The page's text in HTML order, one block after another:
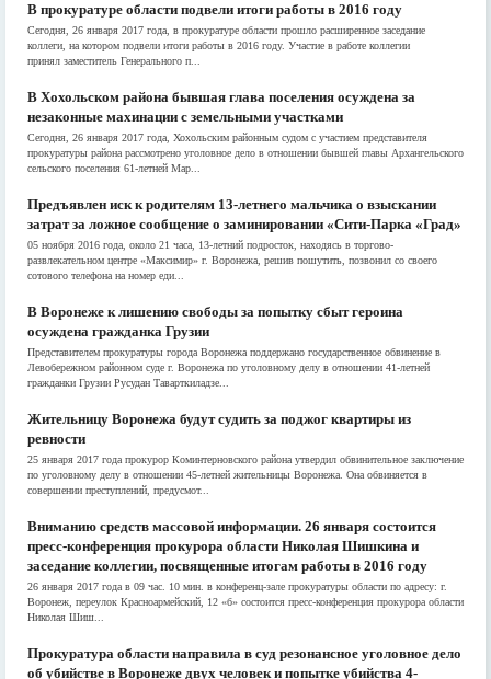
В прокуратуре области подвели итоги работы в 2016 году
Сегодня, 26 января 2017 года, в прокуратуре области прошло расширенное заседание
коллеги, на котором подвели итоги работы в 2016 году. Участие в работе коллегии
принял заместитель Генерального п...
В Хохольском района бывшая глава поселения осуждена за
незаконные махинации с земельными участками
Сегодня, 26 января 2017 года, Хохольским районным судом с участием представителя
прокуратуры района рассмотрено уголовное дело в отношении бывшей главы Архангельского
сельского поселения 61-летней Мар...
Предъявлен иск к родителям 13-летнего мальчика о взыскании
затрат за ложное сообщение о заминировании «Сити-Парка «Град»
05 ноября 2016 года, около 21 часа, 13-летний подросток, находясь в торгово-
развлекательном центре «Максимир» г. Воронежа, решив пошутить, позвонил со своего
сотового телефона на номер еди...
В Воронеже к лишению свободы за попытку сбыт героина
осуждена гражданка Грузии
Представителем прокуратуры города Воронежа поддержано государственное обвинение в
Левобережном районном суде г. Воронежа по уголовному делу в отношении 41-летней
гражданки Грузии Русудан Таварткиладзе...
Жительницу Воронежа будут судить за поджог квартиры из
ревности
25 января 2017 года прокурор Коминтерновского района утвердил обвинительное заключение
по уголовному делу в отношении 45-летней жительницы Воронежа. Она обвиняется в
совершении преступлений, предусмот...
Вниманию средств массовой информации. 26 января состоится
пресс-конференция прокурора области Николая Шишкина и
заседание коллегии, посвященные итогам работы в 2016 году
26 января 2017 года в 09 час. 10 мин. в конференц-зале прокуратуры области по адресу: г.
Воронеж, переулок Красноармейский, 12 «б» состоится пресс-конференция прокурора области
Николая Шиш...
Прокуратура области направила в суд резонансное уголовное дело
об убийстве в Воронеже двух человек и попытке убийства 4-